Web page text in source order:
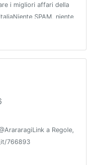
i migliori affari della
SPAM, niente
a Regole,
766893